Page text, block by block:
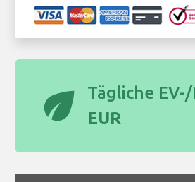
eco Tägliche
EUR